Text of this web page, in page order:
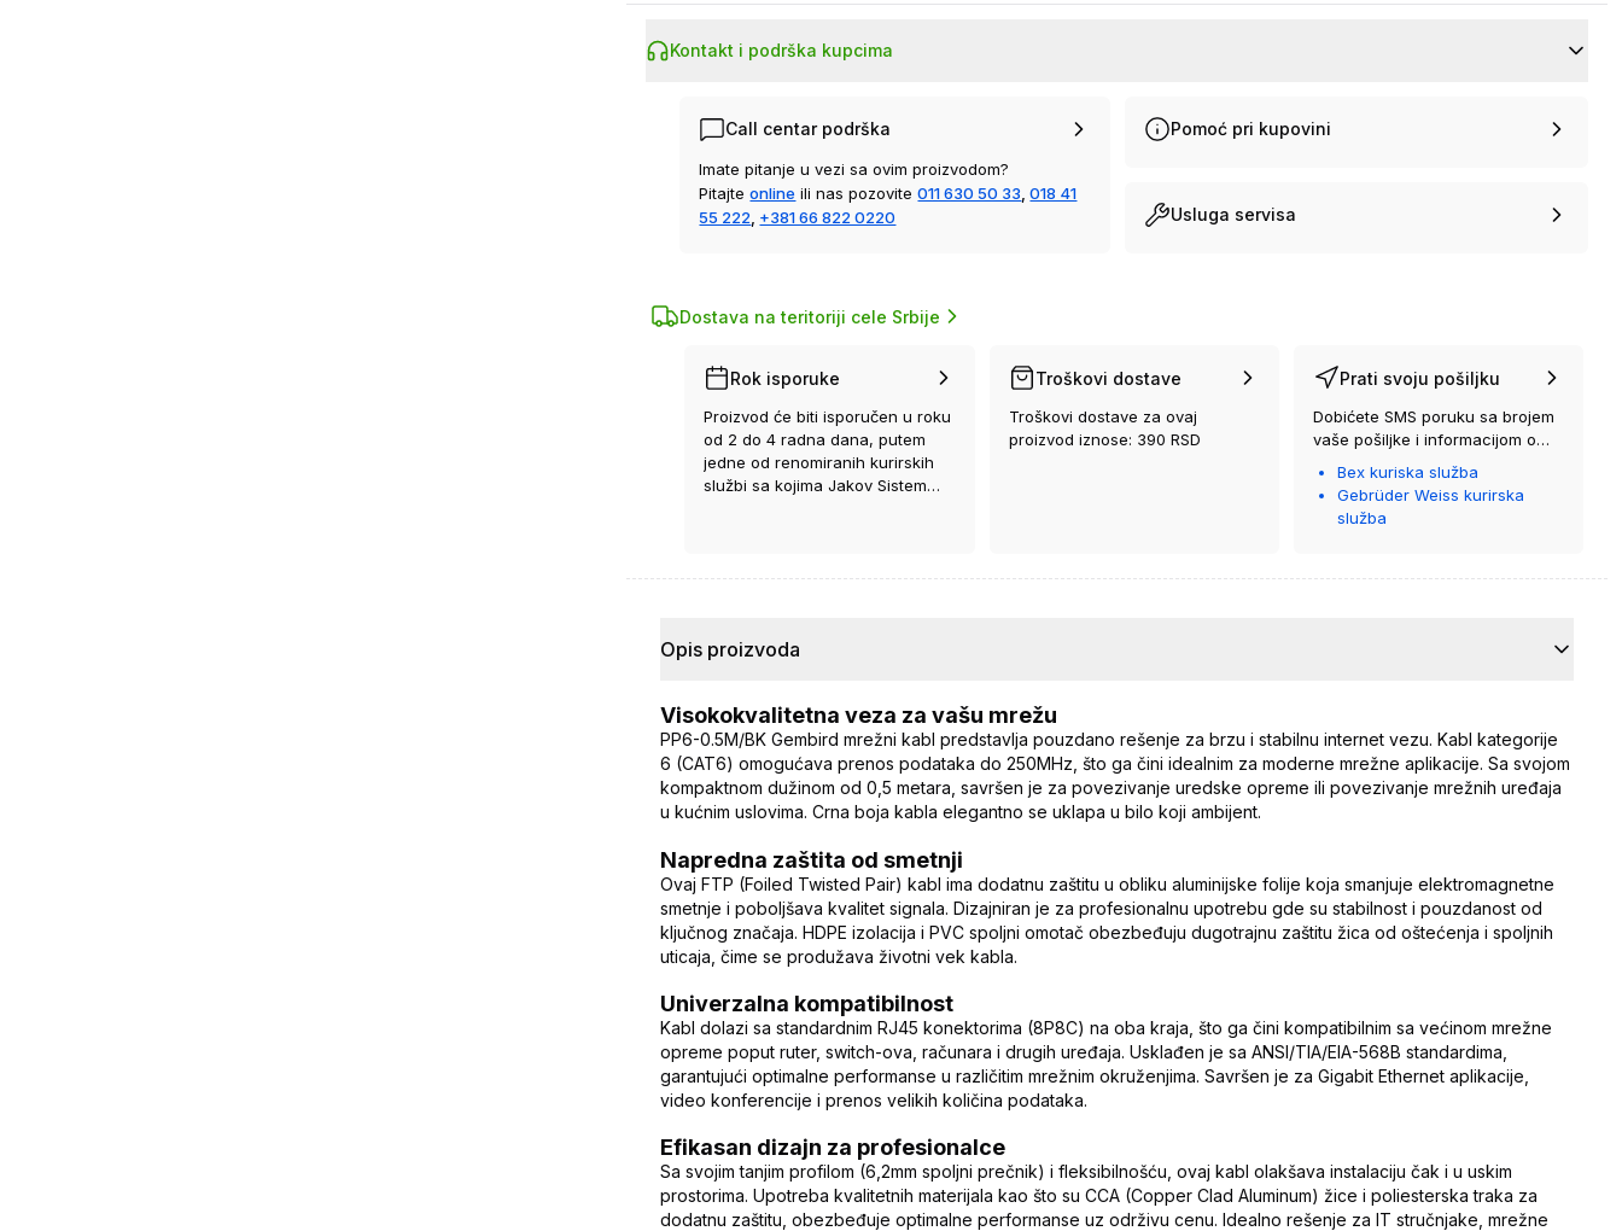
Kontakt i podrška kupcima
Call centar podrška
Imate pitanje u vezi sa ovim proizvodom?
Pitajte online ili nas pozovite 011 630 50 33 018 41
55 222 +381 66 822 0220
Pomoć pri kupovini
Usluga servisa
Dostava na teritoriji cele Srbije
Rok isporuke
Proizvod će biti isporučen u roku
od 2 do 4 radna dana, putem
jedne od renomiranih kurirskih
službi sa kojima Jakov Sistem
Troškovi dostave
Troškovi dostave za ovaj
proizvod iznose: 390 RSD
Prati svoju pošiljku
Dobićete SMS poruku sa brojem
vaše pošiljke i informacijom o
kurirskoj službi koja će vam je
Bex kuriska služba
Gebrüder Weiss kurirska
služba
Opis proizvoda
Visokokvalitetna veza za vašu mrežu
PP6-0.5M/BK Gembird mrežni kabl predstavlja pouzdano rešenje za brzu i stabilnu internet vezu. Kabl kategorije
6 (CAT6) omogućava prenos podataka do 250MHz, što ga čini idealnim za moderne mrežne aplikacije. Sa svojom
kompaktnom dužinom od 0,5 metara, savršen je za povezivanje uredske opreme ili povezivanje mrežnih uređaja
u kućnim uslovima. Crna boja kabla elegantno se uklapa u bilo koji ambijent.
Napredna zaštita od smetnji
Ovaj FTP (Foiled Twisted Pair) kabl ima dodatnu zaštitu u obliku aluminijske folije koja smanjuje elektromagnetne
smetnje i poboljšava kvalitet signala. Dizajniran je za profesionalnu upotrebu gde su stabilnost i pouzdanost od
ključnog značaja. HDPE izolacija i PVC spoljni omotač obezbeđuju dugotrajnu zaštitu žica od oštećenja i spoljnih
uticaja, čime se produžava životni vek kabla.
Univerzalna kompatibilnost
Kabl dolazi sa standardnim RJ45 konektorima (8P8C) na oba kraja, što ga čini kompatibilnim sa većinom mrežne
opreme poput ruter, switch-ova, računara i drugih uređaja. Usklađen je sa ANSI/TIA/EIA-568B standardima,
garantujući optimalne performanse u različitim mrežnim okruženjima. Savršen je za Gigabit Ethernet aplikacije,
video konferencije i prenos velikih količina podataka.
Efikasan dizajn za profesionalce
Sa svojim tanjim profilom (6,2mm spoljni prečnik) i fleksibilnošću, ovaj kabl olakšava instalaciju čak i u uskim
prostorima. Upotreba kvalitetnih materijala kao što su CCA (Copper Clad Aluminum) žice i poliesterska traka za
dodatnu zaštitu, obezbeđuje optimalne performanse uz održivu cenu. Idealno rešenje za IT stručnjake, mrežne